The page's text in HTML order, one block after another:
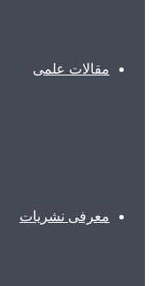
مقالات علمی
معرفی نشریات